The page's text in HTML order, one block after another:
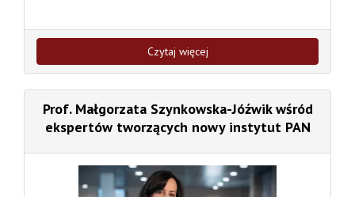
Czytaj więcej
Prof. Małgorzata Szynkowska-Jóźwik wśród
ekspertów tworzących nowy instytut PAN